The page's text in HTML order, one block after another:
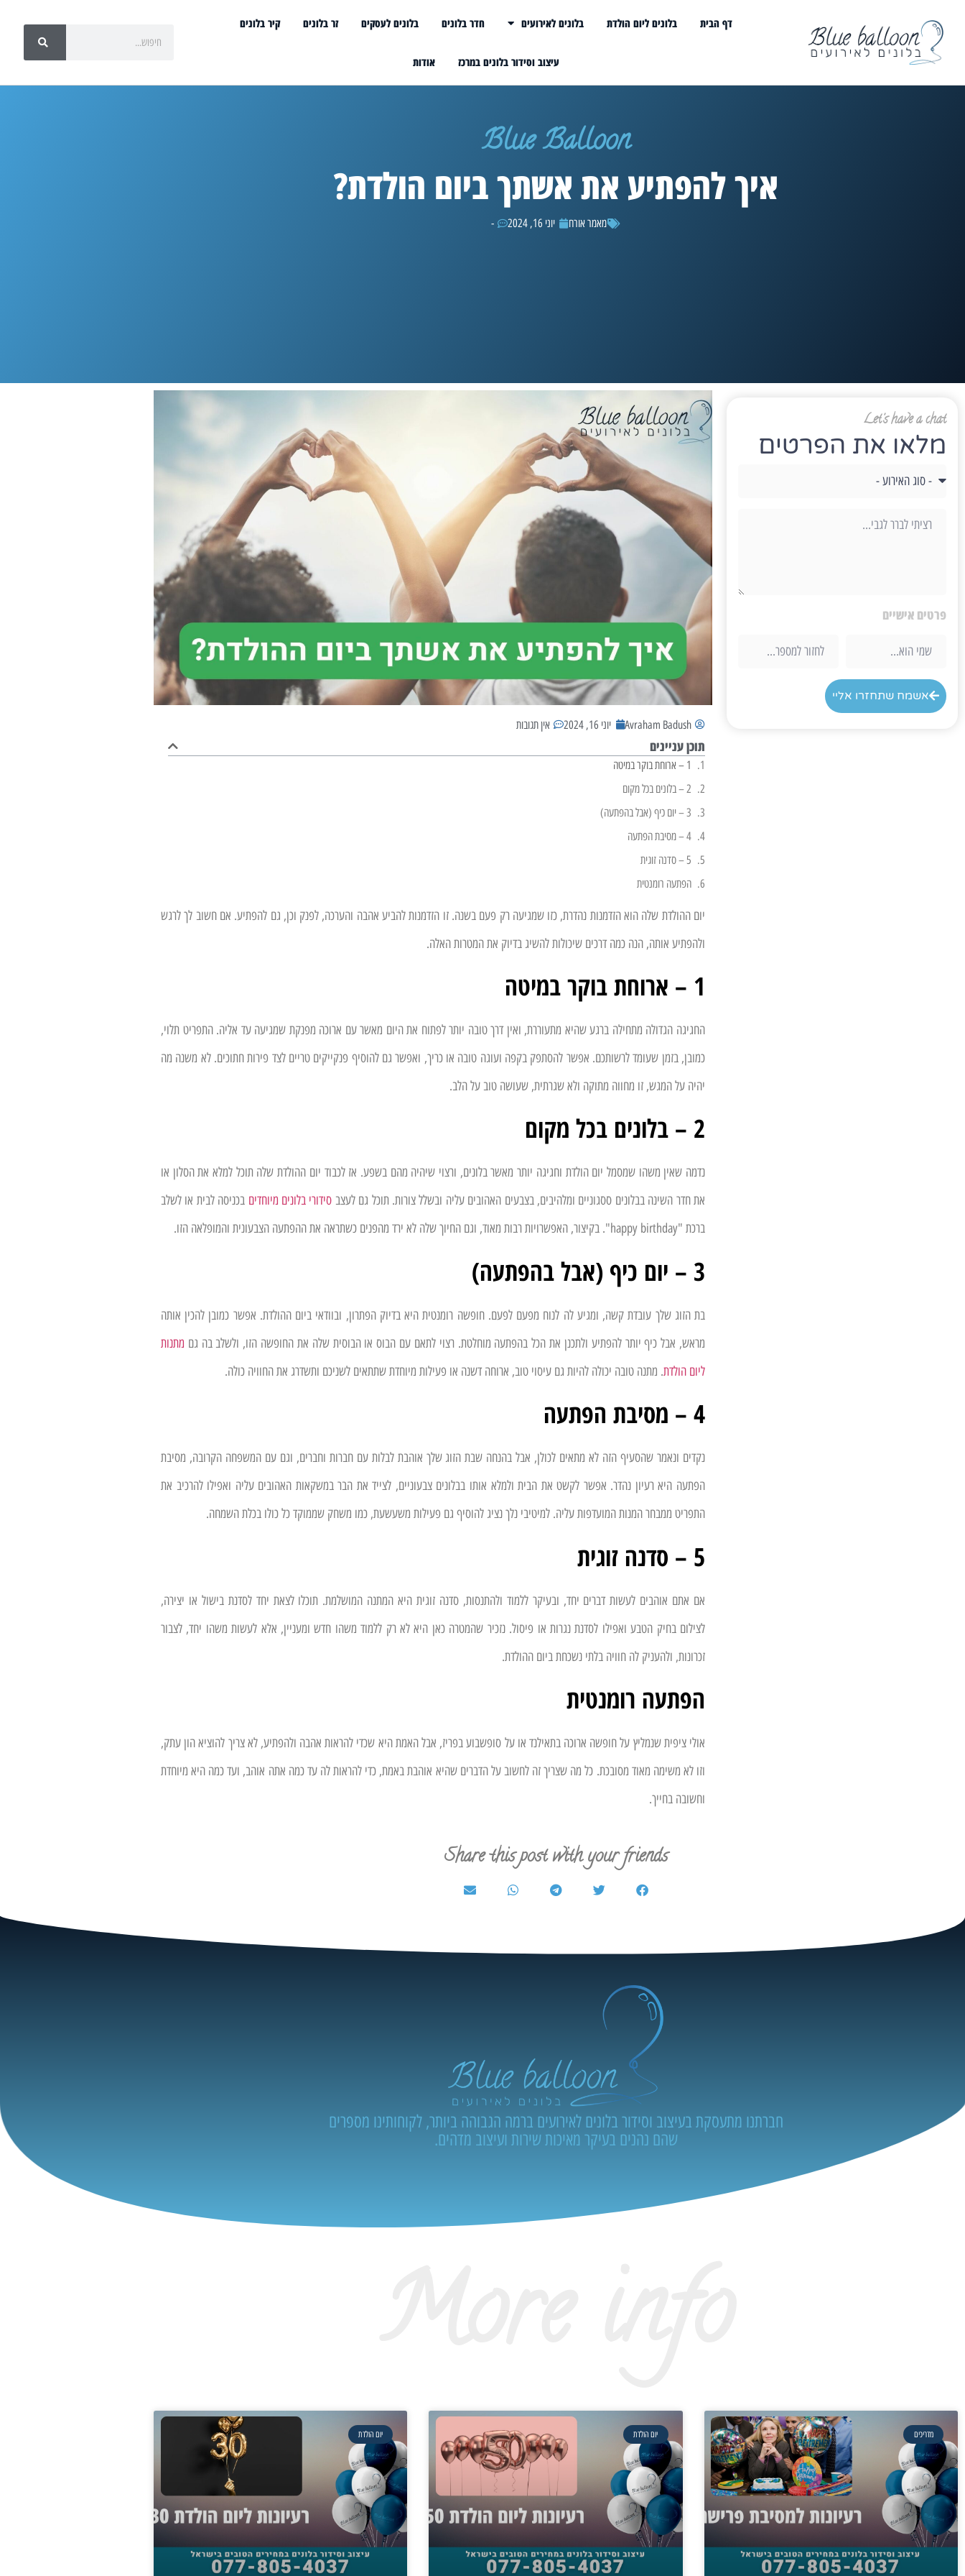
דף הבית בלונים ליום הולדת בלונים לאירועים חדר בלונים בלונים לעסקים זר בלונים קיר בלונים
עיצוב וסידור בלונים במרכז אודות
Blue Balloon
איך להפתיע את אשתך ביום הולדת?
מאמר אורח יוני 16, 2024 -
Let's have a chat
מלאו את הפרטים
פרטים אישיים
אשמח שתחזרו אליי
Avraham Badush יוני 16, 2024 אין תגובות
תוכן עניינים
1 – ארוחת בוקר במיטה
2 – בלונים בכל מקום
3 – יום כיף (אבל בהפתעה)
4 – מסיבת הפתעה
5 – סדנה זוגית
הפתעה רומנטית
יום ההולדת שלה הוא הזדמנות נהדרת, כזו שמגיעה רק פעם בשנה. זו הזדמנות להביע אהבה והערכה, לפנק וכן, גם להפתיע. אם חשוב לך לרגש
ולהפתיע אותה, הנה כמה דרכים שיכולות להשיג בדיוק את המטרות האלה.
1 – ארוחת בוקר במיטה
החגיגה הגדולה מתחילה ברגע שהיא מתעוררת, ואין דרך טובה יותר לפתוח את היום מאשר עם ארוכה מפנקת שמגיעה עד אליה. התפריט תלוי,
כמובן, בזמן שעומד לרשותכם. אפשר להסתפק בקפה ועוגה טובה או כריך, ואפשר גם להוסיף פנקייקים טריים לצד פירות חתוכים. לא משנה מה
יהיה על המגש, זו מחווה מתוקה ולא שגרתית, שעושה טוב על הלב.
2 – בלונים בכל מקום
נדמה שאין משהו שמסמל יום הולדת וחגיגה יותר מאשר בלונים, ורצוי שיהיה מהם בשפע. אז לכבוד יום ההולדת שלה תוכל למלא את הסלון או
את חדר השינה בבלונים ססגוניים ומלהיבים, בצבעים האהובים עליה ובשלל צורות. תוכל גם לעצב סידורי בלונים מיוחדים בכניסה לבית או לשלב
ברכת "happy birthday". בקיצור, האפשרויות רבות מאוד, וגם החיוך שלה לא ירד מהפנים כשתראה את ההפתעה הצבעונית והמופלאה הזו.
3 – יום כיף (אבל בהפתעה)
בת הזוג שלך עובדת קשה, ומגיע לה לנוח מפעם לפעם. חופשה רומנטית היא בדיוק הפתרון, ובוודאי ביום ההולדת. אפשר כמובן להכין אותה
מראש, אבל כיף יותר להפתיע ולתכנן את הכל בהפתעה מוחלטת. רצוי לתאם עם הבוס או הבוסית שלה את החופשה הזו, ולשלב בה גם מתנות
ליום הולדת. מתנה טובה יכולה להיות גם עיסוי טוב, ארוחה דשנה או פעילות מיוחדת שתתאים לשניכם ותשדרג את החוויה כולה.
4 – מסיבת הפתעה
נקדים ונאמר שהסעיף הזה לא מתאים לכולן, אבל בהנחה שבת הזוג שלך אוהבת לבלות עם חברות וחברים, וגם עם המשפחה הקרובה, מסיבת
הפתעה היא רעיון נהדר. אפשר לקשט את הבית ולמלא אותו בבלונים צבעוניים, לצייד את הבר במשקאות האהובים עליה ואפילו להרכיב את
התפריט ממבחר המנות המועדפות עליה. למיטיבי נלך נציג להוסיף גם פעילות משעשעת, כמו משחק שממוקד כל כולו בכלת השמחה.
5 – סדנה זוגית
אם אתם אוהבים לעשות דברים יחד, ובעיקר ללמוד ולהתנסות, סדנה זוגית היא המתנה המושלמת. תוכלו לצאת יחד לסדנת בישול או יצירה,
לצילום בחיק הטבע ואפילו לסדנת נגרות או פיסול. נזכיר שהמטרה כאן היא לא רק ללמוד משהו חדש ומעניין, אלא לעשות משהו יחד, לצבור
זכרונות, ולהעניק לה חוויה בלתי נשכחת ביום ההולדת.
הפתעה רומנטית
אולי ציפית שנמליץ על חופשה ארוכה בתאילנד או על סופשבוע בפריז, אבל האמת היא שכדי להראות אהבה ולהפתיע, לא צריך להוציא הון עתק,
וזו לא משימה מאוד מסובכת. כל מה שצריך זה לחשוב על הדברים שהיא אוהבת באמת, כדי להראות לה עד כמה אתה אוהב, ועד כמה היא מיוחדת
וחשובה בחייך.
Share this post with your friends
חברתנו מתעסקת בעיצוב וסידור בלונים לאירועים ברמה הגבוהה ביותר, לקוחותינו מספרים
שהם נהנים בעיקר מאיכות שירות ועיצוב מדהים.
מדריכים יום הולדת יום הולדת